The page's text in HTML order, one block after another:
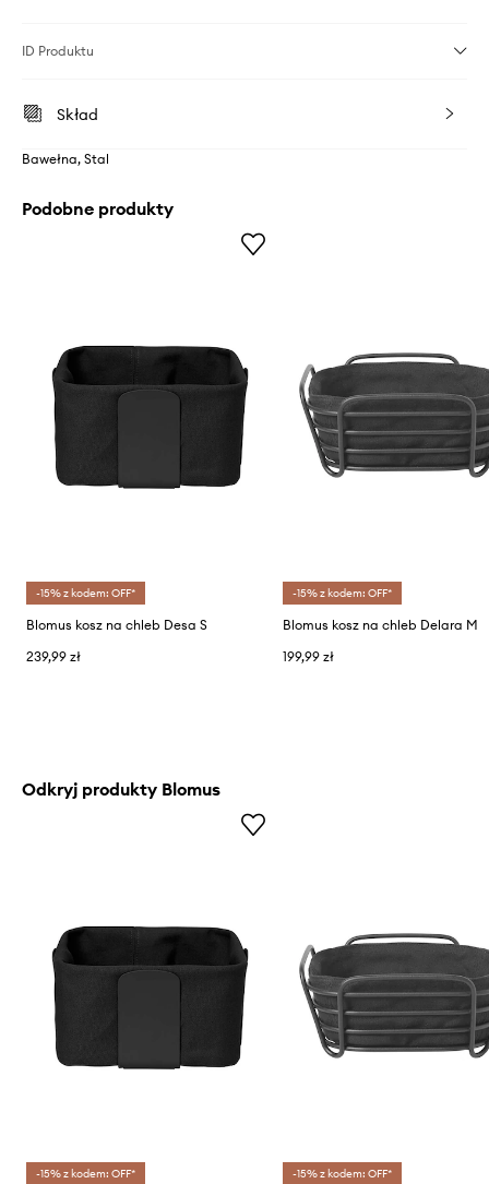
ID Produktu
Skład
Bawełna, Stal
Podobne produkty
-15% z kodem: OFF*
Blomus kosz na chleb Desa S
239,99 zł
-15% z kodem: OFF*
Blomus kosz na chleb Delara M
199,99 zł
Odkryj produkty Blomus
-15% z kodem: OFF* -15% z kodem: OFF*